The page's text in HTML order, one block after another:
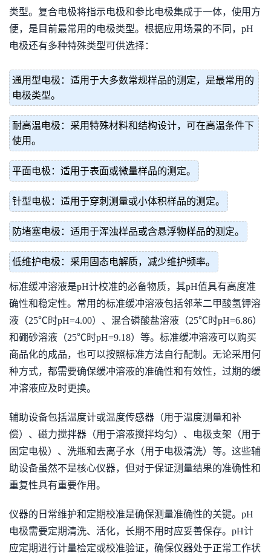
类型。复合电极将指示电极和参比电极集成于一体，使用方
便，是目前最常用的电极类型。根据应用场景的不同，pH
电极还有多种特殊类型可供选择：
通用型电极：适用于大多数常规样品的测定，是最常用的
电极类型。
耐高温电极：采用特殊材料和结构设计，可在高温条件下
使用。
平面电极：适用于表面或微量样品的测定。
针型电极：适用于穿刺测量或小体积样品的测定。
防堵塞电极：适用于浑浊样品或含悬浮物样品的测定。
低维护电极：采用固态电解质，减少维护频率。
标准缓冲溶液是pH计校准的必备物质，其pH值具有高度准
确性和稳定性。常用的标准缓冲溶液包括邻苯二甲酸氢钾溶
液（25℃时pH=4.00）、混合磷酸盐溶液（25℃时pH=6.86）
和硼砂溶液（25℃时pH=9.18）等。标准缓冲溶液可以购买
商品化的成品，也可以按照标准方法自行配制。无论采用何
种方式，都需要确保缓冲溶液的准确性和有效性，过期的缓
冲溶液应及时更换。
辅助设备包括温度计或温度传感器（用于温度测量和补
偿）、磁力搅拌器（用于溶液搅拌均匀）、电极支架（用于
固定电极）、洗瓶和去离子水（用于电极清洗）等。这些辅
助设备虽然不是核心仪器，但对于保证测量结果的准确性和
重复性具有重要作用。
仪器的日常维护和定期校准是确保测量准确性的关键。pH
电极需要定期清洗、活化，长期不用时应妥善保存。pH计
应定期进行计量检定或校准验证，确保仪器处于正常工作状